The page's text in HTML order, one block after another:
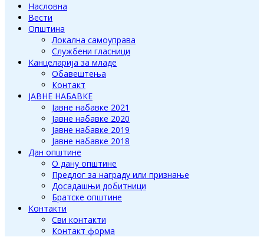
Насловна
Вести
Општина
Локална самоуправа
Службени гласници
Канцеларија за младе
Обавештења
Контакт
ЈАВНЕ НАБАВКЕ
Јавне набавке 2021
Јавне набавке 2020
Јавне набавке 2019
Јавне набавке 2018
Дан општине
О дану општине
Предлог за награду или признање
Досадашњи добитници
Братске општине
Контакти
Сви контакти
Контакт форма